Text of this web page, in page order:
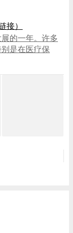
接）
的一年。许多
是在医疗保